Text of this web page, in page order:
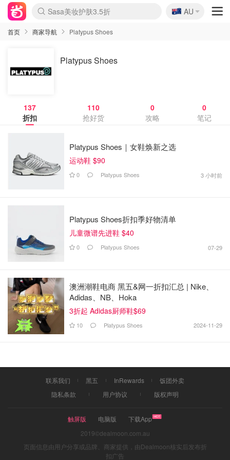
lululemon折扣上新
Sasa美妆护肤3.5折
SSENSE年中3折
FreshBeauty好价汇总
Cettire降价+叠9折
Farfetch折上8折
WWS Coles超市实拍
viagogo二手票捡漏
Myer清仓1折起
The Outnet奢牌1折起
David Jones 3折起
Flannels大牌1折
Perfumes Club护肤1折
AMIRO返校季6.2折
Oweek抽奖送Airpods
Amazon折扣汇总
eToro入金$200送$50
Amazon数码好物
ICONIC本周7.5折
ThedoubleF高奢地板价
Moose Knuckles 6折
丝芙兰5折起
EUFY官网3.7折起
Selenichast首饰2折
Trip机票酒店促销
YSL送5件彩妆礼
Amazon家居好物
BIGBANG巡演开票
David Jones时尚3折
Amazon美妆护肤
雅漾大喷$8
过敏原检测盒$33
伊索独家赠50ml沐浴露
科颜氏清仓3折
SEALIFE海洋馆门票6折
丝塔芙大白罐$16
订阅Newsletter送香薰
Cult Beauty 6.8折
Harrods圣诞日历2.3折
LN-CC奢牌私促3折
d'Alba空姐喷雾$16
EVE LOM套装逆天2折
Bernardelli独家4折
Adore Beauty 6折起
CT圣诞日历
Mytheresa奢品2.7折
Luxury Escapes 9折
Currentbody美容仪9折
卡诗9折+赠4件礼
MOON Garden Live
ALLSAINTS美衣3折
Roborock扫地机3.7折
Tingo Life水杯$24
Valentino官网5折
CR洗发护发6.3折
🇦🇺
AU
首页 商家导航 Platypus Shoes
Platypus Shoes
137
折扣
110
抢好货
0
攻略
0
笔记
Platypus Shoes｜女鞋焕新之选
运动鞋 $90
0 Platypus Shoes 3 小时前
Platypus Shoes折扣季好物清单
儿童微谱先进鞋 $40
0 Platypus Shoes 07-29
澳洲潮鞋电商 黑五&网一折扣汇总 | Nike、
Adidas、NB、Hoka
3折起 Adidas厨师鞋$69
10 Platypus Shoes 2024-11-29
联系我们 黑五 InRewards
饭团外卖
隐私条款
用户协议 版权声明
触屏版 电脑版
下载App
2019©dealmoon.com.au
页面信息由用户分享或品牌、商家提供，由Dealmoon核实后发布折
扣广告